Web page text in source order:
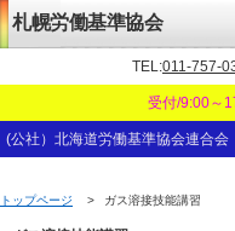
札幌労働基準協会
TEL:011-757-
受付/9:00～
(公社）北海道労働基準協会連合
トップページ > ガス溶接技能講習